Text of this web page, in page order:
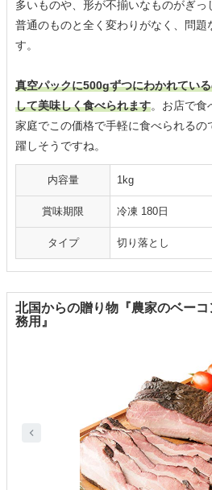
多いものや、形が不揃いなものがぎ
普通のものと全く変わりがなく、問
す。
真空パックに500gずつにわかれてい
して美味しく食べられます。お店で食
家庭でこの価格で手軽に食べられる
躍しそうですね。
内容量 1kg
賞味期限 冷凍 180日
タイプ 切り落とし
北国からの贈り物『農家のベー
務用』